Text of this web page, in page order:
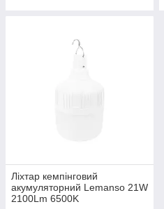
Ліхтар кемпінговий
акумуляторний Lemanso 21W
2100Lm 6500K